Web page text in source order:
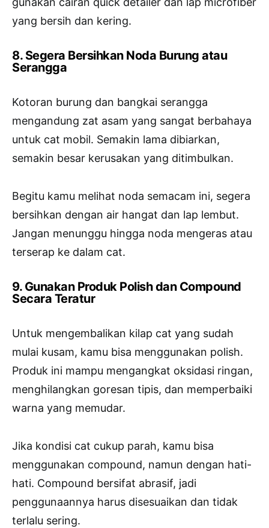
yang bersih dan kering.
8. Segera Bersihkan Noda Burung atau
Serangga
Kotoran burung dan bangkai serangga
mengandung zat asam yang sangat berbahaya
untuk cat mobil. Semakin lama dibiarkan,
semakin besar kerusakan yang ditimbulkan.
Begitu kamu melihat noda semacam ini, segera
bersihkan dengan air hangat dan lap lembut.
Jangan menunggu hingga noda mengeras atau
terserap ke dalam cat.
9. Gunakan Produk Polish dan Compound
Secara Teratur
Untuk mengembalikan kilap cat yang sudah
mulai kusam, kamu bisa menggunakan polish.
Produk ini mampu mengangkat oksidasi ringan,
menghilangkan goresan tipis, dan memperbaiki
warna yang memudar.
Jika kondisi cat cukup parah, kamu bisa
menggunakan compound, namun dengan hati-
hati. Compound bersifat abrasif, jadi
penggunaannya harus disesuaikan dan tidak
terlalu sering.